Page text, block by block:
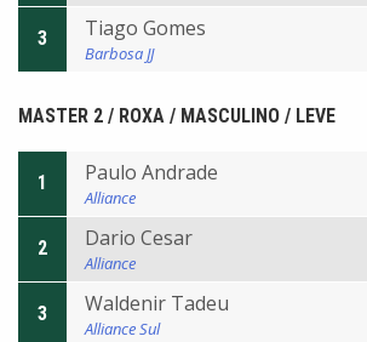
3 Tiago Gomes
Barbosa JJ
MASTER 2 / ROXA / MASCULINO / LEVE
1 Paulo Andrade
Alliance
2 Dario Cesar
Alliance
3 Waldenir Tadeu
Alliance Sul